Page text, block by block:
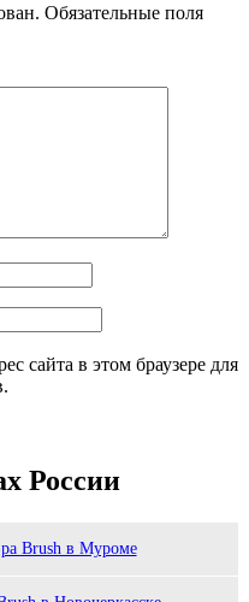
Обязательные поля
сайта в этом браузере для
России
Brush в Муроме